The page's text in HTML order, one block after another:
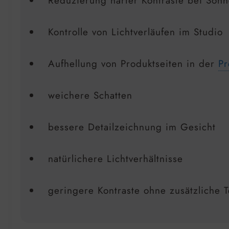
Kontrolle von Lichtverläufen im Studio
Aufhellung von Produktseiten in der
weichere Schatten
bessere Detailzeichnung im Gesicht
natürlichere Lichtverhältnisse
geringere Kontraste ohne zusätzliche